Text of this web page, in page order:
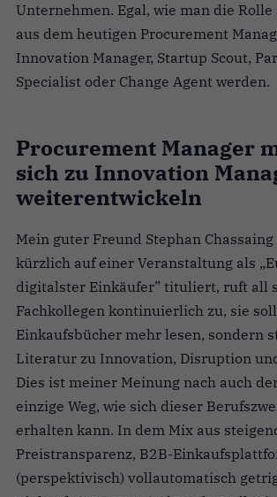
Unternehmen. Egal, wie man die Rolle
aus dem heutigen Procurement
Innovation Manager, Startup Scout,
Specialist oder Change Agent werden.
Procurement Manager
sich zu Innovation
weiterentwickeln
Mein guter Freund Stephan
kürzlich auf einer Veranstaltung als
digitalster Einkäufer” tituliert, ruft all
Fachkollegen kontinuierlich zu, sie
Einkaufsbücher mehr lesen, sondern
Literatur zu Innovation, Disruption
Dies ist meiner Meinung nach auch
einzige Weg, wie sich dieser
erhalten kann. In dem Mix aus
Preistransparenz, B2B-
(perspektivisch) vollautomatisch